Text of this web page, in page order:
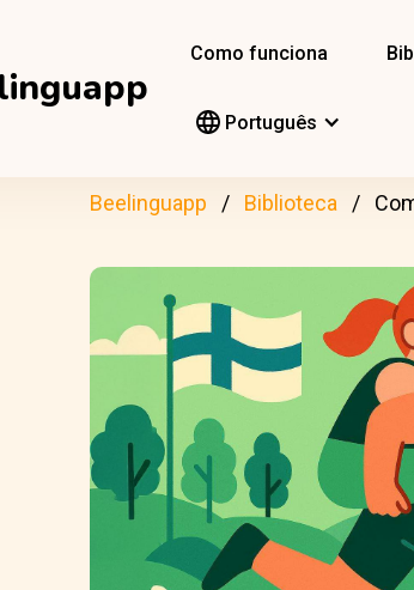
Como funciona
Português
Beelinguapp Biblioteca